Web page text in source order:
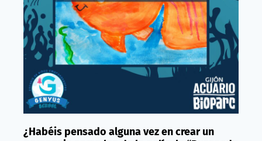
¿Habéis pensado alguna vez en crear un